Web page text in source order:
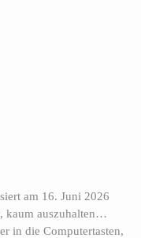
am 16. Juni 2026
kaum auszuhalten…
in die Computertasten,